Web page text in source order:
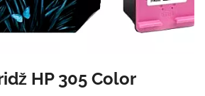
HP 305 Color